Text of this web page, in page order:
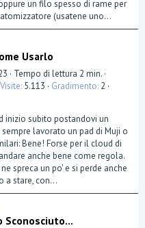
un filo spesso di rame per
(usatene uno...
Usarlo
Tempo di lettura 2 min.
Visite 5.113 Gradimento 2
inizio subito postandovi un
lavorato un pad di Muji o
Bene! Forse per il cloud di
anche bene come regola.
spreca un po' e si perde anche
a stare, con...
Sconosciuto...